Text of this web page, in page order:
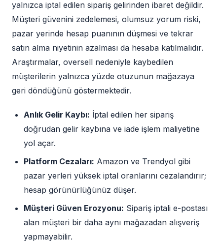
yalnızca iptal edilen sipariş gelirinden ibaret değildir.
Müşteri güvenini zedelemesi, olumsuz yorum riski,
pazar yerinde hesap puanının düşmesi ve tekrar
satın alma niyetinin azalması da hesaba katılmalıdır.
Araştırmalar, oversell nedeniyle kaybedilen
müşterilerin yalnızca yüzde otuzunun mağazaya
geri döndüğünü göstermektedir.
Anlık Gelir Kaybı: İptal edilen her sipariş
doğrudan gelir kaybına ve iade işlem maliyetine
yol açar.
Platform Cezaları: Amazon ve Trendyol gibi
pazar yerleri yüksek iptal oranlarını cezalandırır;
hesap görünürlüğünüz düşer.
Müşteri Güven Erozyonu: Sipariş iptali e-postası
alan müşteri bir daha aynı mağazadan alışveriş
yapmayabilir.